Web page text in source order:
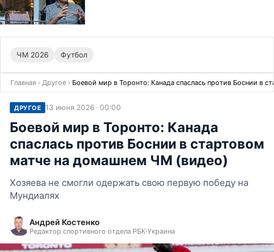
ЧМ 2026 Футбол
Главная › Другое › Боевой мир в Торонто: Канада спаслась против Боснии в
ДРУГОЕ 13 июня 2026 · 00:00
Боевой мир в Торонто: Канада
спаслась против Боснии в стартовом
матче на домашнем ЧМ (видео)
Хозяева не смогли одержать свою первую победу на
Мундиалях
Андрей Костенко
Редактор спортивного отдела РБК-Украина